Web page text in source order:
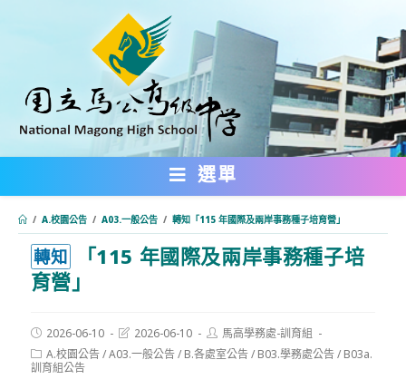
內
選單
/ A.校園公告 / A03.一般公告 / 轉知「115 年國際及兩岸事務種子培育營」
轉知
「115 年國際及兩岸事務種子培
育營」
Post
published:
2026-06-10
Post
modified:
2026-06-10
Post
author:
馬高學務處-訓育組
Post
category:
A.校園公告/A03.一般公告/ B.各處室公告/ B03.學務處公告/ B03a.
訓育組公告